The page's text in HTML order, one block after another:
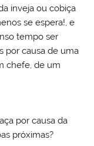
inveja ou cobiça
se espera!, e
tempo ser
por causa de uma
chefe, de um
por causa da
próximas?